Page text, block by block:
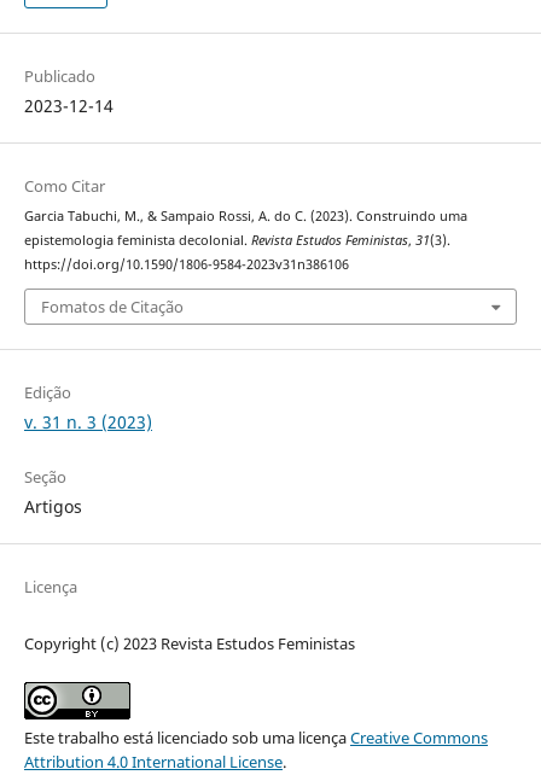
Publicado
2023-12-14
Como Citar
Garcia Tabuchi, M., & Sampaio Rossi, A. do C. (2023). Construindo uma
epistemologia feminista decolonial. Revista Estudos Feministas, 31(3).
https://doi.org/10.1590/1806-9584-2023v31n386106
Fomatos de Citação
Edição
v. 31 n. 3 (2023)
Seção
Artigos
Licença
Copyright (c) 2023 Revista Estudos Feministas
Este trabalho está licenciado sob uma licençaCreative Commons
Attribution 4.0 International License.